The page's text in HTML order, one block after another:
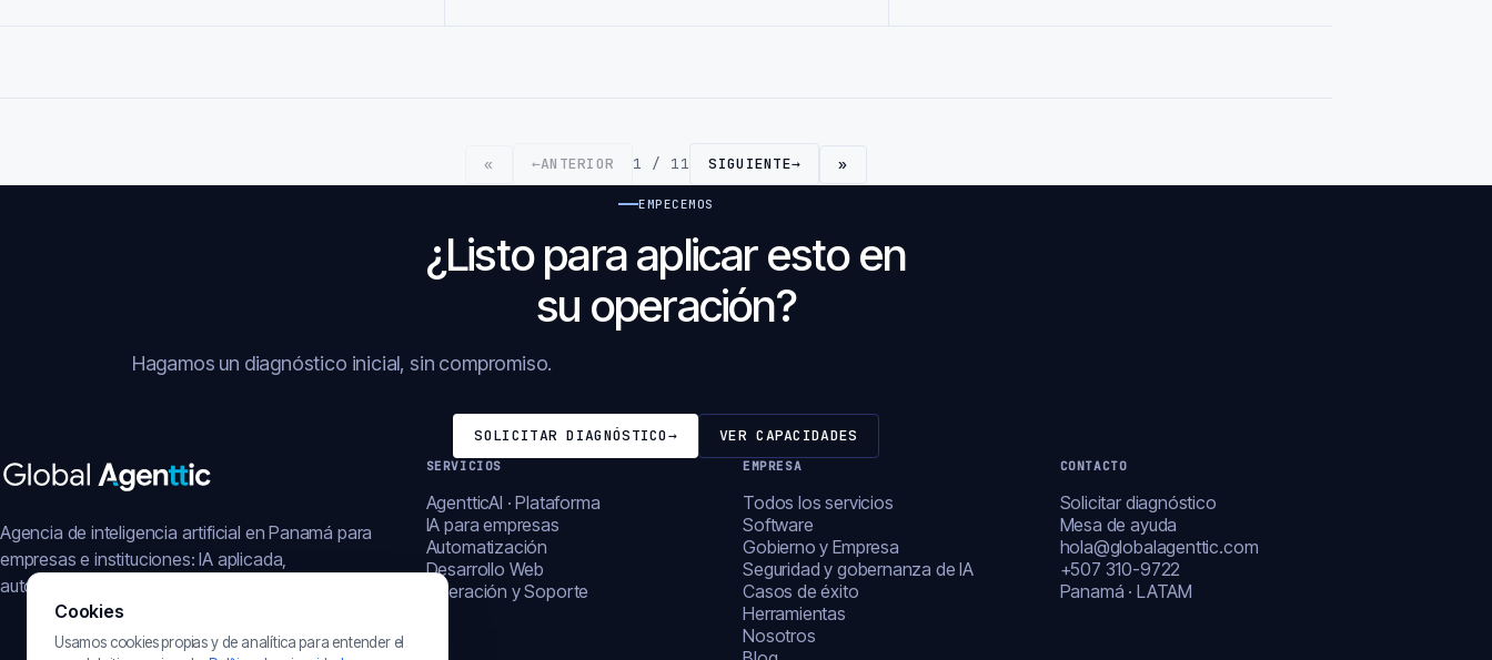
« ←ANTERIOR 1 / 11 SIGUIENTE→ »
EMPECEMOS
¿Listo para aplicar esto en
su operación?
Hagamos un diagnóstico inicial, sin compromiso.
SOLICITAR DIAGNÓSTICO→ VER CAPACIDADES
Agencia de inteligencia artificial en Panamá para
empresas e instituciones: IA aplicada,
automatización, plataformas y operación digital.
SERVICIOS
AgentticAI · Plataforma
IA para empresas
Automatización
Desarrollo Web
Operación y Soporte
EMPRESA
Todos los servicios
Software
Gobierno y Empresa
Seguridad y gobernanza de IA
Casos de éxito
Herramientas
Nosotros
CONTACTO
Solicitar diagnóstico
Mesa de ayuda
hola@globalagenttic.com
+507 310-9722
Panamá · LATAM
Cookies
Usamos cookies propias y de analítica para entender el